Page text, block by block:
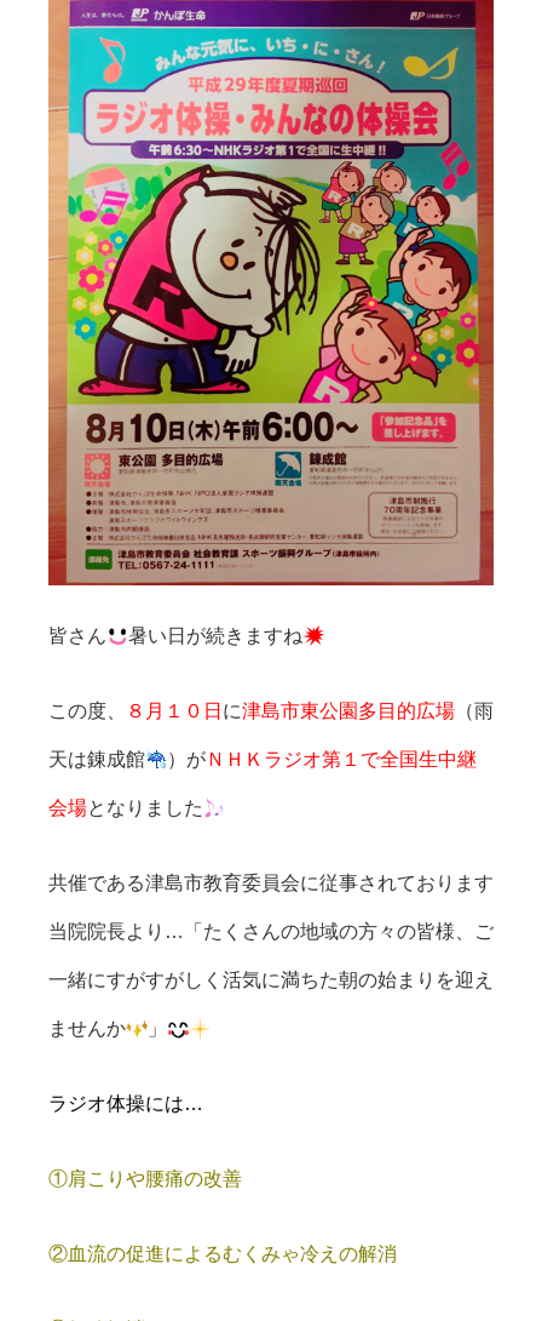
皆さん 暑い日が続きますね
この度、 ８月１０日 に津島市東公園多目的広場 （雨
天は錬成館 ）が ＮＨＫラジオ第１で全国生中継
会場となりました
共催である津島市教育委員会に従事されております
当院院長より…「たくさんの地域の方々の皆様、ご
一緒にすがすがしく活気に満ちた朝の始まりを迎え
ませんか 」
ラジオ体操には…
①肩こりや腰痛の改善
②血流の促進によるむくみゃ冷えの解消